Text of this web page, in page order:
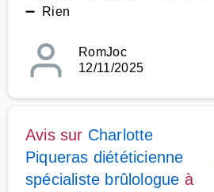
➖ Rien
RomJoc
12/11/2025
Avis sur Charlotte
Piqueras diététicienne
spécialiste brûlologue à